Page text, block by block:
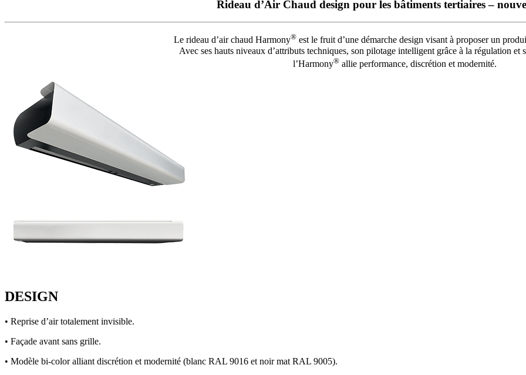
Rideau d’Air Chaud design pour les bâtiments tertiaires –
Le rideau d’air chaud Harmony® est le fruit d’une démarche design visant à proposer un
Avec ses hauts niveaux d’attributs techniques, son pilotage intelligent grâce à la régulation et
l’Harmony®allie performance, discrétion et modernité.
DESIGN
• Reprise d’air totalement invisible.
• Façade avant sans grille.
• Modèle bi-color alliant discrétion et modernité (blanc RAL 9016 et noir mat RAL 9005).